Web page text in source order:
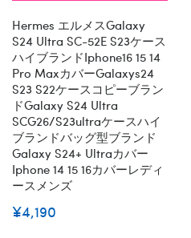
Hermes エルメスGalaxy
S24 Ultra SC-52E S23ケース
ハイブランドiphone16 15 14
Pro MaxカバーGalaxys24
S23 S22ケースコピーブラン
ドGalaxy S24 Ultra
SCG26/s23ultraケースハイ
ブランドバッグ型ブランド
Galaxy S24+ Ultraカバー
Iphone 14 15 16カバーレディ
ースメンズ
¥4,190